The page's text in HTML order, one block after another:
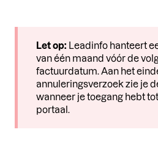
Let op: Leadinfo hanteert
van één maand vóór de
factuurdatum. Aan het
annuleringsverzoek zie je
wanneer je toegang hebt
portaal.